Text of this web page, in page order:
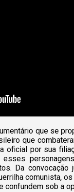
que se
que
oficial por sua
esses
Da
comunista,
confundem sob a